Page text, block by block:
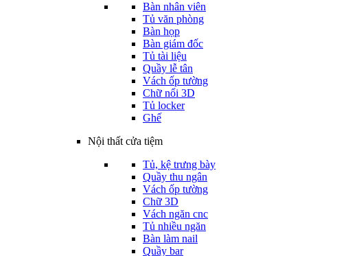
Bàn nhân viên
Tủ văn phòng
Bàn họp
Bàn giám đốc
Tủ tài liệu
Quầy lễ tân
Vách ốp tường
Chữ nổi 3D
Tủ locker
Ghế
Nội thất cửa tiệm
Tủ, kệ trưng bày
Quầy thu ngân
Vách ốp tường
Chữ 3D
Vách ngăn cnc
Tủ nhiều ngăn
Bàn làm nail
Quầy bar